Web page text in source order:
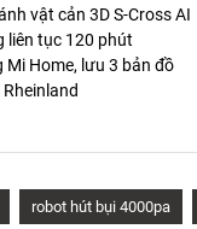
vật cản 3D S-Cross AI
liên tục 120 phút
Mi Home, lưu 3 bản đồ
robot hút bụi 4000pa